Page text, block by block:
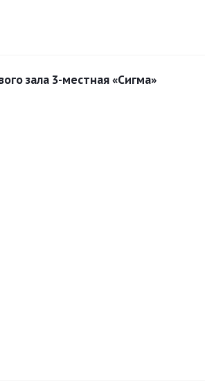
зала 3-местная «Сигма»